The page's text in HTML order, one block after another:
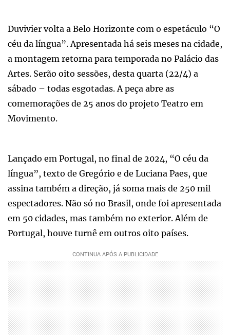
Duvivier volta a Belo Horizonte com o espetáculo “O
céu da língua”. Apresentada há seis meses na cidade,
a montagem retorna para temporada no Palácio das
Artes. Serão oito sessões, desta quarta (22/4) a
sábado – todas esgotadas. A peça abre as
comemorações de 25 anos do projeto Teatro em
Movimento.
Lançado em Portugal, no final de 2024, “O céu da
língua”, texto de Gregório e de Luciana Paes, que
assina também a direção, já soma mais de 250 mil
espectadores. Não só no Brasil, onde foi apresentada
em 50 cidades, mas também no exterior. Além de
Portugal, houve turnê em outros oito países.